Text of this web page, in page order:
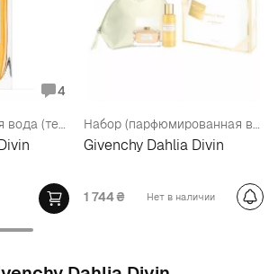
4
Парфюмированная вода (тестер) Набор (парфюмированная вода 75 мл + гель для душа 100 мл + косметичка)
Givenchy Dahlia Divin
1 744₴ Нет в наличии